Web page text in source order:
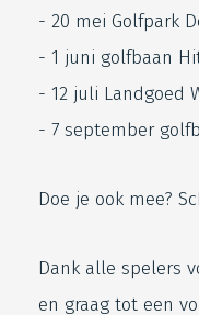
- 20 mei Golfpark
- 1 juni golfbaan
- 12 juli Landgoed
- 7 september
Doe je ook mee?
Dank alle spelers
en graag tot een